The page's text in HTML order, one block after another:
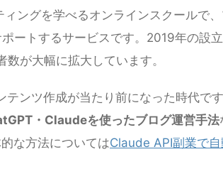
ングを学べるオンラインスクールで、
ートするサービスです。2019年の設
が大幅に拡大しています。
ンツ作成が当たり前になった時代で
・Claudeを使ったブログ運営手法
な方法についてはClaude API副業で